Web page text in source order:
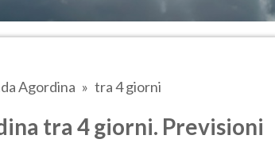
Agordina tra 4 giorni
tra 4 giorni. Previsioni